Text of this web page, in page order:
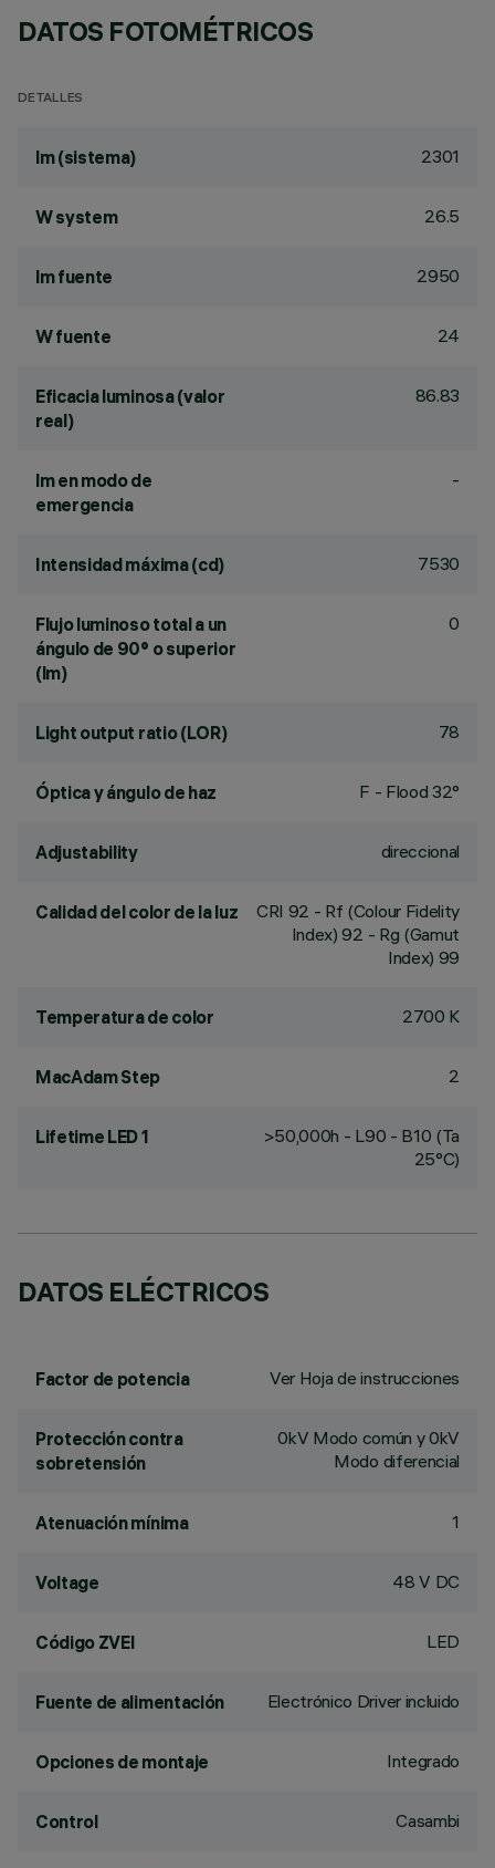
DATOS FOTOMÉTRICOS
DETALLES
lm (sistema) 2301
W system 26.5
lm fuente 2950
W fuente 24
Eficacia luminosa (valor
real)
86.83
lm en modo de
emergencia
-
Intensidad máxima (cd) 7530
Flujo luminoso total a un
ángulo de 90° o superior
(lm)
0
Light output ratio (LOR) 78
Óptica y ángulo de haz F - Flood 32°
Adjustability direccional
Calidad del color de la luz CRI 92 - Rf (Colour Fidelity
Index) 92 - Rg (Gamut
Index) 99
Temperatura de color 2700 K
MacAdam Step 2
Lifetime LED 1
>50,000h - L90 - B10 (Ta
25°C)
DATOS ELÉCTRICOS
Factor de potencia Ver Hoja de instrucciones
Protección contra
sobretensión
0kV Modo común y 0kV
Modo diferencial
Atenuación mínima 1
Voltage 48 V DC
Código ZVEI LED
Fuente de alimentación Electrónico Driver incluido
Opciones de montaje Integrado
Control Casambi